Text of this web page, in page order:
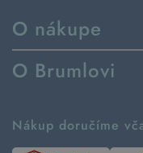
O nákupe
Spôsoby dodania a
Vrátenie tovaru a
Návod ako nakupovať
O Brumlovi
Ako tvoríme second
Nákup doručíme